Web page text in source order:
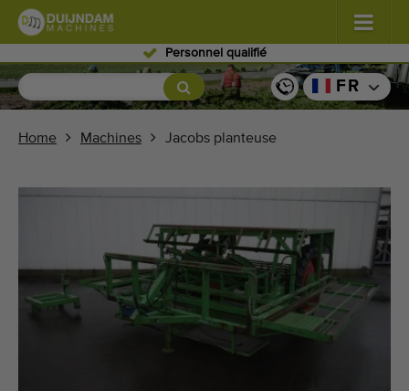
Personnel qualifié
Fleurs et plantes (576)
(438)
Vendre vos machines!
FR
Home Machines Jacobs planteuse